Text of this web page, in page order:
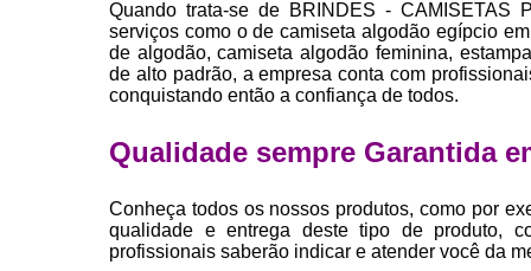
Quando trata-se de BRINDES - CAMISETAS
serviços como o de camiseta algodão egípcio
de algodão, camiseta algodão feminina,
de alto padrão, a empresa conta com
conquistando então a confiança de todos.
Qualidade sempre Garantida
Conheça todos os nossos produtos, como por
qualidade e entrega deste tipo de produto,
profissionais saberão indicar e atender você da